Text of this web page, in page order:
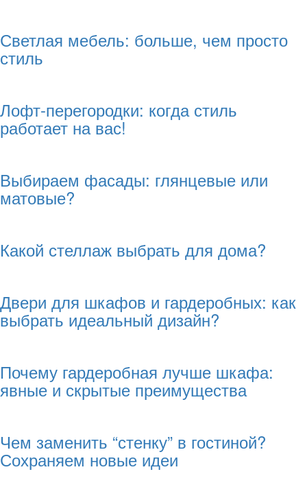
Светлая мебель: больше, чем просто
стиль
Лофт-перегородки: когда стиль
работает на вас!
Выбираем фасады: глянцевые или
матовые?
Какой стеллаж выбрать для дома?
Двери для шкафов и гардеробных: как
выбрать идеальный дизайн?
Почему гардеробная лучше шкафа:
явные и скрытые преимущества
Чем заменить “стенку” в гостиной?
Сохраняем новые идеи